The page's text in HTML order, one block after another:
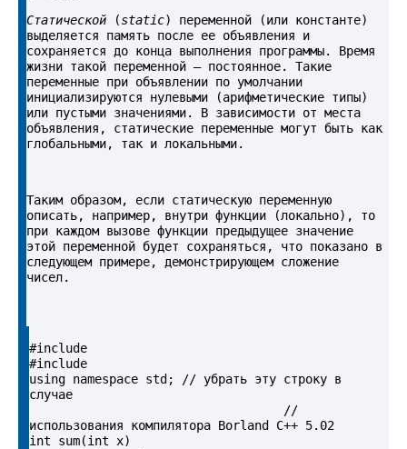
Статической (static) переменной (или константе)
выделяется память после ее объявления и
сохраняется до конца выполнения программы. Время
жизни такой переменной — постоянное. Такие
переменные при объявлении по умолчании
инициализируются нулевыми (арифметические типы)
или пустыми значениями. В зависимости от места
объявления, статические переменные могут быть как
глобальными, так и локальными.
Таким образом, если статическую переменную
описать, например, внутри функции (локально), то
при каждом вызове функции предыдущее значение
этой переменной будет сохраняться, что показано в
следующем примере, демонстрирующем сложение
чисел.
#include
#include
using namespace std; // убрать эту строку в
случае
использования компилятора Borland C++ 5.02
int sum(int x)